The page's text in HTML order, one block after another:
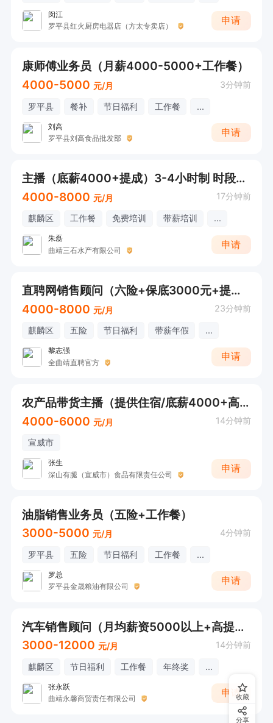
闵江
罗平县红火厨房电器店（方太专卖店）
申请
康师傅业务员（月薪4000-5000+工作餐）
4000-5000 元/月 3分钟前
罗平县 餐补 节日福利 工作餐 ...
刘高
罗平县刘高食品批发部
申请
主播（底薪4000+提成）3-4小时制 时段自选
4000-8000 元/月 17分钟前
麒麟区 工作餐 免费培训 带薪培训 ...
朱磊
曲靖三石水产有限公司
申请
直聘网销售顾问（六险+保底3000元+提成）
4000-8000 元/月 23分钟前
麒麟区 五险 节日福利 带薪年假 ...
黎志强
全曲靖直聘官方
申请
农产品带货主播（提供住宿/底薪4000+高提成）
4000-6000 元/月 14分钟前
宣威市
张生
深山有腿（宣威市）食品有限责任公司
申请
油脂销售业务员（五险+工作餐）
3000-5000 元/月 4分钟前
罗平县 五险 节日福利 工作餐 ...
罗总
罗平县金晟粮油有限公司
申请
汽车销售顾问（月均薪资5000以上+高提成+工作餐）
3000-12000 元/月 14分钟前
麒麟区 节日福利 工作餐 年终奖 ...
张永跃
曲靖永馨商贸责任有限公司
申请收藏
分享